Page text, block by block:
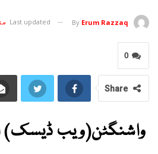
By Erum Razzaq
Last updated
0
Share
واشنگٹن(ویب ڈیسک)